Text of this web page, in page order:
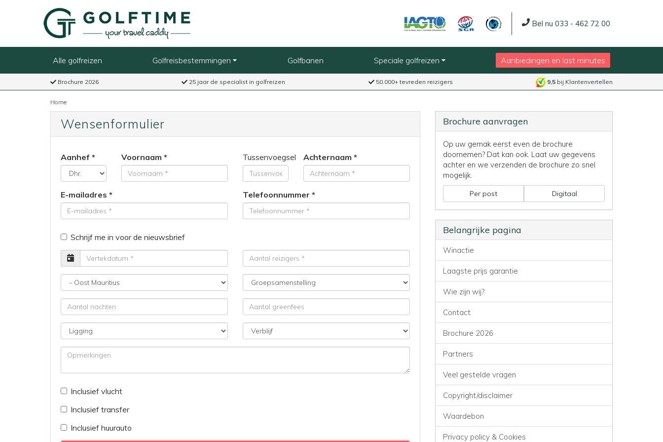
Bel nu 033 - 462 72 00
Alle golfreizen Golfreisbestemmingen Golfbanen Speciale golfreizen Aanbiedingen en last minutes
Brochure 2026 25 jaar de specialist in golfreizen 50.000+ tevreden reizigers 9,5bij Klantenvertellen
Home
Wensenformulier
Aanhef Voornaam Tussenvoegsel Achternaam
E-mailadres Telefoonnummer
Schrijf me in voor de nieuwsbrief
Vertrekdatum
Aantal
reizigers
Bestemming
Groepsamenstelling
Aantal
nachten
Aantal
greenfees
Ligging
Verblijf
Opmerkingen
Inclusief vlucht
Inclusief transfer
Inclusief huurauto
Brochure aanvragen
Op uw gemak eerst even de brochure
doornemen? Dat kan ook. Laat uw gegevens
achter en we verzenden de brochure zo snel
mogelijk.
Per post Digitaal
Belangrijke pagina
Winactie
Laagste prijs garantie
Wie zijn wij?
Contact
Brochure 2026
Partners
Veel gestelde vragen
Copyright/disclaimer
Waardebon
Privacy policy & Cookies